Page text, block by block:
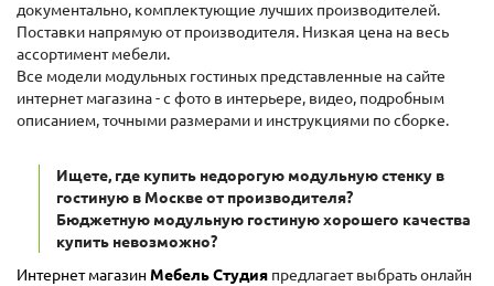
документально, комплектующие лучших производителей.
Поставки напрямую от производителя. Низкая цена на весь
ассортимент мебели.
Все модели модульных гостиных представленные на сайте
интернет магазина - с фото в интерьере, видео, подробным
описанием, точными размерами и инструкциями по сборке.
Ищете, где купить недорогую модульную стенку в
гостиную в Москве от производителя?
Бюджетную модульную гостиную хорошего качества
купить невозможно?
Интернет магазин Мебель Студия предлагает выбрать онлайн